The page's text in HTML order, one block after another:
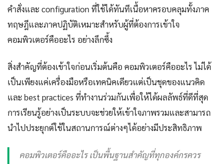
คำสั่งและ configuration ที่ใช้ได้ทันทีเนื้อหาครอบคลุมทั้งภาค
ทฤษฎีและภาคปฏิบัติเหมาะสำหรับผู้ที่ต้องการเข้าใจ
คอมพิวเตอร์คืออะไร อย่างลึกซึ้ง
สิ่งสำคัญที่ต้องเข้าใจก่อนเริ่มต้นคือ คอมพิวเตอร์คืออะไร ไม่ได้
เป็นเพียงแค่เครื่องมือหรือเทคนิคเดียวแต่เป็นชุดของแนวคิด
และ best practices ที่ทำงานร่วมกันเพื่อให้ได้ผลลัพธ์ที่ดีที่สุด
การเรียนรู้อย่างเป็นระบบจะช่วยให้เข้าใจภาพรวมและสามารถ
นำไปประยุกต์ใช้ในสถานการณ์ต่างๆได้อย่างมีประสิทธิภาพ
คอมพิวเตอร์คืออะไร เป็นพื้นฐานสำคัญที่ทุกองค์กรควร